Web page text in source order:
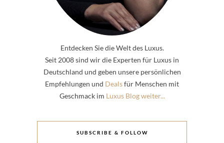
Entdecken Sie die Welt des Luxus.
Seit 2008 sind wir die Experten für Luxus in
Deutschland und geben unsere persönlichen
Empfehlungen und Dealsfür Menschen mit
Geschmack im Luxus Blog weiter...
SUBSCRIBE & FOLLOW